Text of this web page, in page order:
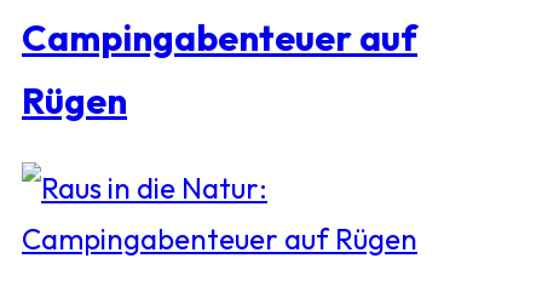
Campingabenteuer auf
Rügen